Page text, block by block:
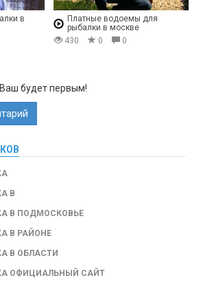
в
Платные водоемы для
рыбалки в москве
430
0 0
будет первым!
В
В ПОДМОСКОВЬЕ
В РАЙОНЕ
В ОБЛАСТИ
ОФИЦИАЛЬНЫЙ САЙТ